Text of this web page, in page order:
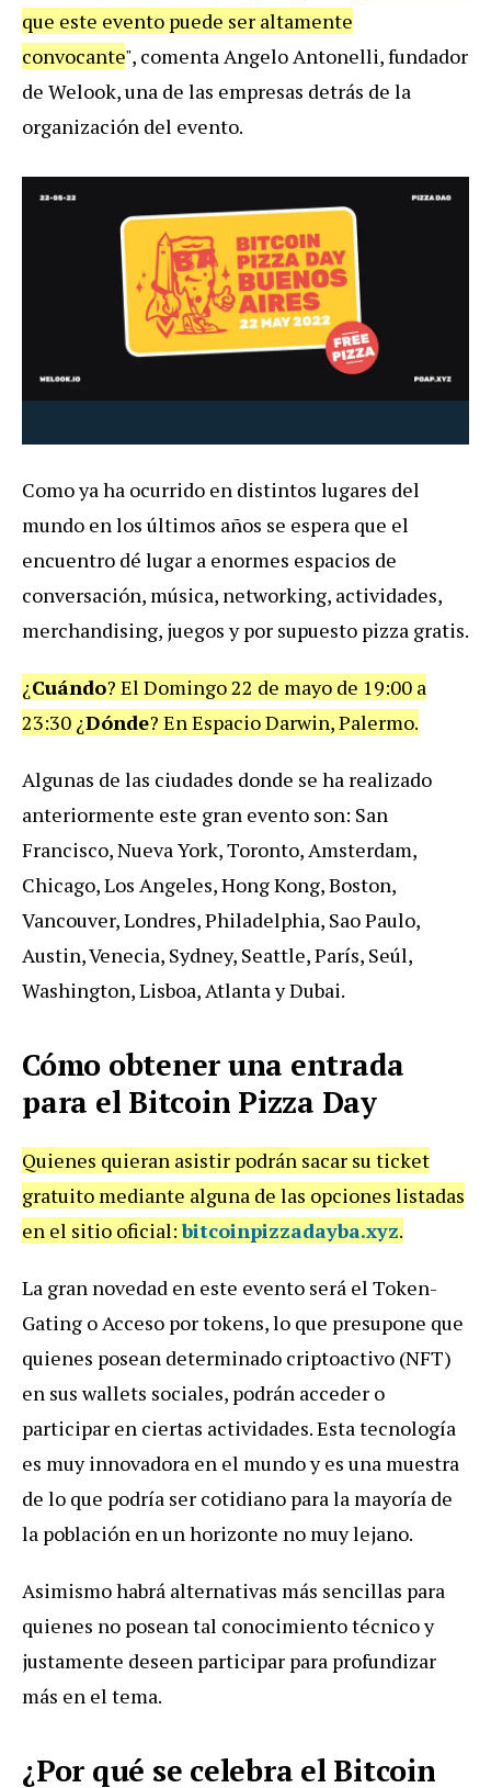
que este evento puede ser altamente
convocante", comenta Angelo Antonelli, fundador
de Welook, una de las empresas detrás de la
organización del evento.
Como ya ha ocurrido en distintos lugares del
mundo en los últimos años se espera que el
encuentro dé lugar a enormes espacios de
conversación, música, networking, actividades,
merchandising, juegos y por supuesto pizza gratis.
¿Cuándo? El Domingo 22 de mayo de 19:00 a
23:30 ¿Dónde? En Espacio Darwin, Palermo.
Algunas de las ciudades donde se ha realizado
anteriormente este gran evento son: San
Francisco, Nueva York, Toronto, Amsterdam,
Chicago, Los Angeles, Hong Kong, Boston,
Vancouver, Londres, Philadelphia, Sao Paulo,
Austin, Venecia, Sydney, Seattle, París, Seúl,
Washington, Lisboa, Atlanta y Dubai.
Cómo obtener una entrada
para el Bitcoin Pizza Day
Quienes quieran asistir podrán sacar su ticket
gratuito mediante alguna de las opciones listadas
en el sitio oficial:bitcoinpizzadayba.xyz.
La gran novedad en este evento será el Token-
Gating o Acceso por tokens, lo que presupone que
quienes posean determinado criptoactivo (NFT)
en sus wallets sociales, podrán acceder o
participar en ciertas actividades. Esta tecnología
es muy innovadora en el mundo y es una muestra
de lo que podría ser cotidiano para la mayoría de
la población en un horizonte no muy lejano.
Asimismo habrá alternativas más sencillas para
quienes no posean tal conocimiento técnico y
justamente deseen participar para profundizar
más en el tema.
¿Por qué se celebra el Bitcoin